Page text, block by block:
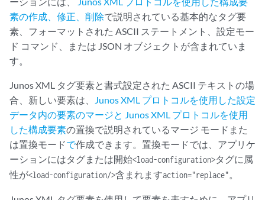
素の作成、修正、削除で説明されている基本的なタグ要
素、フォーマットされた ASCII ステートメント、設定モー
ド コマンド、または JSON オブジェクトが含まれていま
す。
Junos XML タグ要素と書式設定された ASCII テキストの場
合、新しい要素は、
Junos XML プロトコルを使用した設定
データ内の要素のマージと Junos XML プロトコルを使用
した構成要素の置換で説明されているマージ モードまた
は置換モードで作成できます。置換モードでは、アプリケ
ーションにはタグまたは開始<load-configuration>タグに属
性が<load-configuration/>含まれますaction="replace"。